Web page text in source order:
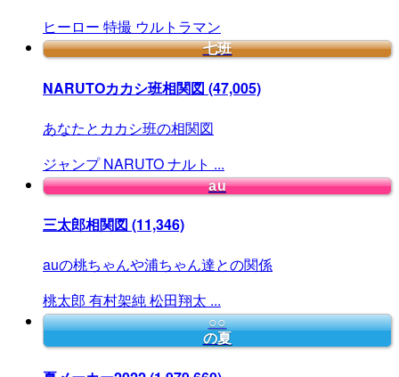
ヒーロー 特撮 ウルトラマン
七班
NARUTOカカシ班相関図 (47,005)
あなたとカカシ班の相関図
ジャンプ NARUTOナルト ...
au
三太郎相関図 (11,346)
auの桃ちゃんや浦ちゃん達との関係
桃太郎 有村架純松田翔太 ...
○○
の夏